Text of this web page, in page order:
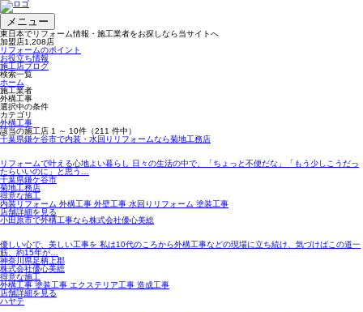
メニュー
東日本でリフォーム情報・施工業者をお探しなら当サイトへ
加盟店1,208店
リフォームのポイント
お役立ち情報
施工店ブログ
検索一覧
ホーム
施工業者
外構工事
選択中の条件
カテゴリ
外構工事
該当の施工店 1 ～ 10件（211 件中）
千葉県鎌ケ谷市で内装・水回りリフォームなら菊地工務店
リフォームで叶える心地よい暮らし 日々の生活の中で、「ちょっと不便だな」「もう少しこうだっ
たらいいのに」と思う…
千葉県鎌ケ谷市
菊地工務店
得意な施工
内装リフォーム 外構工事 外壁工事 水回りリフォーム 塗装工事
店舗詳細を見る
小田原市で外構工事なら株式会社優心美総
優しい心で、美しい工事を 私は10代のころから外構工事などの現場に立ち続け、気づけばこの道一
筋、約15年が…
神奈川県足柄上郡
株式会社優心美総
得意な施工
外構工事 塗装工事 エクステリア工事 造成工事
店舗詳細を見る
ハヤテ